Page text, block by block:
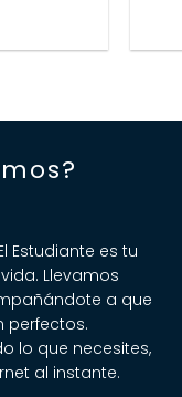
Estudiante es tu
Llevamos
a que
perfectos.
lo que necesites,
al instante.